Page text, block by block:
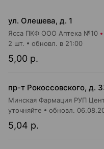
ул. Олешева, д. 1
Ясса ПКФ ООО Аптека №10
5,00 р.
2 шт. обновл. в 21:00
пр-т Рокоссовского, д.
5,04 р.
уточняйте обновл.